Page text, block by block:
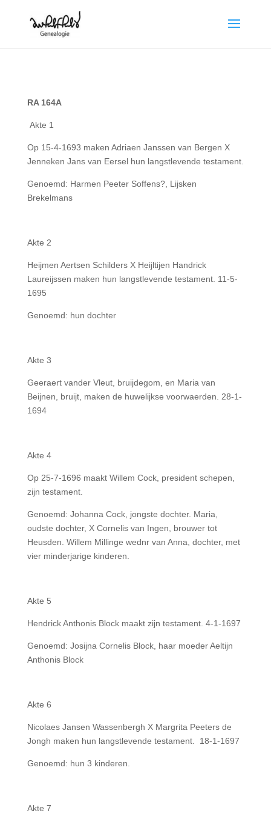
RA 164A
Akte 1
Op 15-4-1693 maken Adriaen Janssen van Bergen X
Jenneken Jans van Eersel hun langstlevende testament.
Genoemd: Harmen Peeter Soffens?, Lijsken
Brekelmans
Akte 2
Heijmen Aertsen Schilders X Heijltijen Handrick
Laureijssen maken hun langstlevende testament. 11-5-
1695
Genoemd: hun dochter
Akte 3
Geeraert vander Vleut, bruijdegom, en Maria van
Beijnen, bruijt, maken de huwelijkse voorwaerden. 28-1-
1694
Akte 4
Op 25-7-1696 maakt Willem Cock, president schepen,
zijn testament.
Genoemd: Johanna Cock, jongste dochter. Maria,
oudste dochter, X Cornelis van Ingen, brouwer tot
Heusden. Willem Millinge wednr van Anna, dochter, met
vier minderjarige kinderen.
Akte 5
Hendrick Anthonis Block maakt zijn testament. 4-1-1697
Genoemd: Josijna Cornelis Block, haar moeder Aeltijn
Anthonis Block
Akte 6
Nicolaes Jansen Wassenbergh X Margrita Peeters de
Jongh maken hun langstlevende testament. 18-1-1697
Genoemd: hun 3 kinderen.
Akte 7